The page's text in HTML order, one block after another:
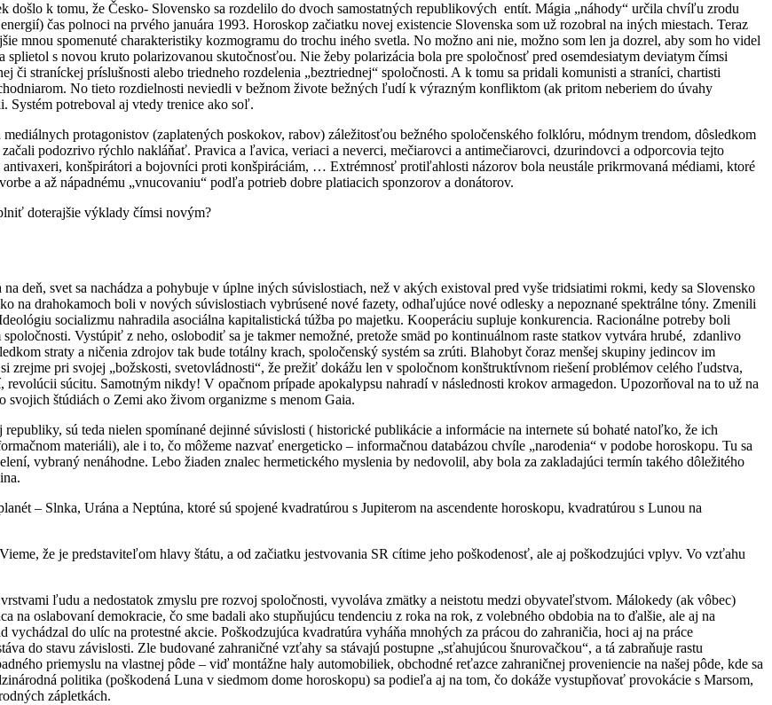
došlo k tomu, že Česko- Slovensko sa rozdelilo do dvoch samostatných republikových entít. Mágia „náhody“ určila chvíľu zrodu
čas polnoci na prvého januára 1993. Horoskop začiatku novej existencie Slovenska som už rozobral na iných miestach. Teraz
mnou spomenuté charakteristiky kozmogramu do trochu iného svetla. No možno ani nie, možno som len ja dozrel, aby som ho videl
s novou kruto polarizovanou skutočnosťou. Nie žeby polarizácia bola pre spoločnosť pred osemdesiatym deviatym čímsi
či straníckej príslušnosti alebo triedneho rozdelenia „beztriednej“ spoločnosti. A k tomu sa pridali komunisti a straníci, chartisti
No tieto rozdielnosti neviedli v bežnom živote bežných ľudí k výrazným konfliktom (ak pritom neberiem do úvahy
Systém potreboval aj vtedy trenice ako soľ.
protagonistov (zaplatených poskokov, rabov) záležitosťou bežného spoločenského folklóru, módnym trendom, dôsledkom
podozrivo rýchlo nakláňať. Pravica a ľavica, veriaci a neverci, mečiarovci a antimečiarovci, dzurindovci a odporcovia tejto
konšpirátori a bojovníci proti konšpiráciám, … Extrémnosť protiľahlosti názorov bola neustále prikrmovaná médiami, ktoré
a až nápadnému „vnucovaniu“ podľa potrieb dobre platiacich sponzorov a donátorov.
doterajšie výklady čímsi novým?
deň, svet sa nachádza a pohybuje v úplne iných súvislostiach, než v akých existoval pred vyše tridsiatimi rokmi, kedy sa Slovensko
na drahokamoch boli v nových súvislostiach vybrúsené nové fazety, odhaľujúce nové odlesky a nepoznané spektrálne tóny. Zmenili
socializmu nahradila asociálna kapitalistická túžba po majetku. Kooperáciu supluje konkurencia. Racionálne potreby boli
Vystúpiť z neho, oslobodiť sa je takmer nemožné, pretože smäd po kontinuálnom raste statkov vytvára hrubé, zdanlivo
straty a ničenia zdrojov tak bude totálny krach, spoločenský systém sa zrúti. Blahobyt čoraz menšej skupiny jedincov im
pri svojej „božskosti, svetovládnosti“, že prežiť dokážu len v spoločnom konštruktívnom riešení problémov celého ľudstva,
súcitu. Samotným nikdy! V opačnom prípade apokalypsu nahradí v následnosti krokov armagedon. Upozorňoval na to už na
štúdiách o Zemi ako živom organizme s menom Gaia.
sú teda nielen spomínané dejinné súvislosti ( historické publikácie a informácie na internete sú bohaté natoľko, že ich
materiáli), ale i to, čo môžeme nazvať energeticko – informačnou databázou chvíle „narodenia“ v podobe horoskopu. Tu sa
vybraný nenáhodne. Lebo žiaden znalec hermetického myslenia by nedovolil, aby bola za zakladajúci termín takého dôležitého
– Slnka, Urána a Neptúna, ktoré sú spojené kvadratúrou s Jupiterom na ascendente horoskopu, kvadratúrou s Lunou na
že je predstaviteľom hlavy štátu, a od začiatku jestvovania SR cítime jeho poškodenosť, ale aj poškodzujúci vplyv. Vo vzťahu
ľudu a nedostatok zmyslu pre rozvoj spoločnosti, vyvoláva zmätky a neistotu medzi obyvateľstvom. Málokedy (ak vôbec)
na oslabovaní demokracie, čo sme badali ako stupňujúcu tendenciu z roka na rok, z volebného obdobia na to ďalšie, ale aj na
do ulíc na protestné akcie. Poškodzujúca kvadratúra vyháňa mnohých za prácou do zahraničia, hoci aj na práce
do stavu závislosti. Zle budované zahraničné vzťahy sa stávajú postupne „sťahujúcou šnurovačkou“, a tá zabraňuje rastu
priemyslu na vlastnej pôde – viď montážne haly automobiliek, obchodné reťazce zahraničnej proveniencie na našej pôde, kde sa
politika (poškodená Luna v siedmom dome horoskopu) sa podieľa aj na tom, čo dokáže vystupňovať provokácie s Marsom,
zápletkách.